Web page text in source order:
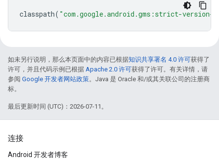
classpath( "com.google.android.gms:strict-version-
如未另行说明，那么本页面中的内容已根据知识共享署名 4.0 许可获得了
许可，并且代码示例已根据 Apache 2.0 许可获得了许可。有关详情，请
参阅 Google 开发者网站政策。Java 是 Oracle 和/或其关联公司的注册商
标。
最后更新时间 (UTC)：2026-07-11。
连接
Android 开发者博客